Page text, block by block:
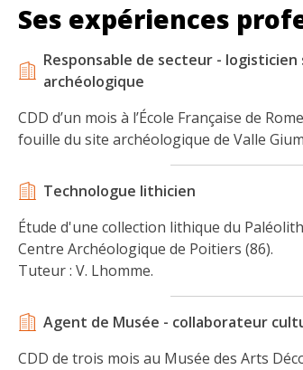
Ses expériences
Responsable de secteur -
archéologique
CDD d’un mois à l’École Française de
fouille du site archéologique de Valle
Technologue lithicien
Étude d'une collection lithique du
Centre Archéologique de Poitiers (86).
Tuteur : V. Lhomme.
Agent de Musée - collaborateur
CDD de trois mois au Musée des Arts